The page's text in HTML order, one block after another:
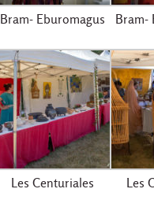
Bram- Eburomagus Bram-
Les Centuriales Les